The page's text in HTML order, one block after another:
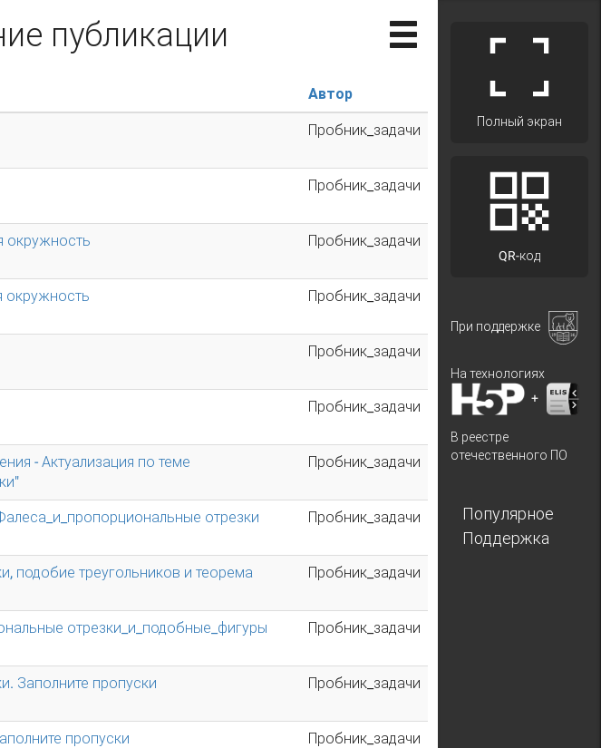
публикации
Автор
Пробник_задачи
Пробник_задачи
окружность Пробник_задачи
окружность Пробник_задачи
Пробник_задачи
Пробник_задачи
- Актуализация по теме
Пробник_задачи
отрезки Пробник_задачи
подобие треугольников и теорема
Пробник_задачи
отрезки_и_подобные_фигуры Пробник_задачи
Заполните пропуски Пробник_задачи
пропуски Пробник_задачи
Полный экран
QR-код
При поддержке
На технологиях
+
В реестре
отечественного ПО
Популярное
Поддержка